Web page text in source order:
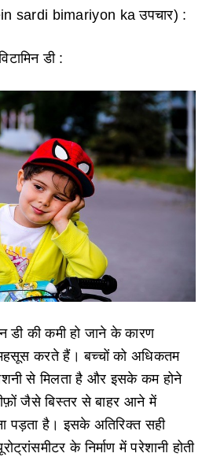
sardi bimariyon ka उपचार) :
डी :
डी की कमी हो जाने के कारण
करते हैं। बच्चों को अधिकतम
से मिलता है और इसके कम होने
जैसे बिस्तर से बाहर आने में
पड़ता है। इसके अतिरिक्त सही
के निर्माण में परेशानी होती